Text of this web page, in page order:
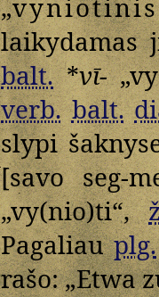
„vyniotinis
laikydamas
balt.*vī-
verb. balt.
slypi
[savo seg-
„vy(nio)ti“,
Pagaliauplg.
rašo: „Etwa